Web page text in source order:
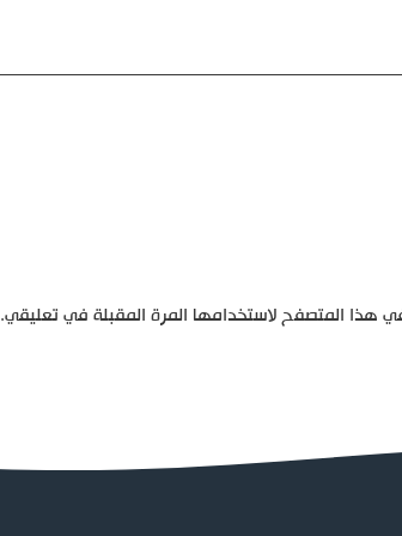
هذا المتصفح لاستخدامها المرة المقبلة في تعليقي.